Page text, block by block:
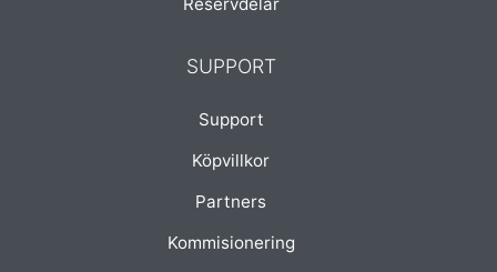
SUPPORT
Support
Köpvillkor
Partners
Kommisionering